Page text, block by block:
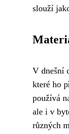
slouží
V dnešní
které ho
používá
ale i v
různých